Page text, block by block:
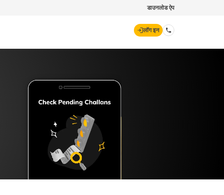
डाउनलोड ऐप
लॉग इन
70260 61234
hello@godigit.com